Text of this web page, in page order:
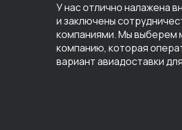
У нас отлично налажена
и заключены
компаниями. Мы выберем
компанию, которая
вариант авиадоставки